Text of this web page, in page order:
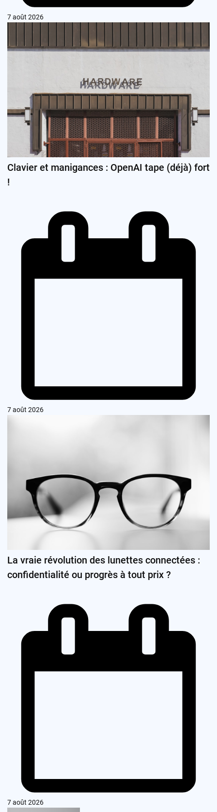
7 août 2026
Clavier et manigances : OpenAI tape (déjà) fort
!
7 août 2026
La vraie révolution des lunettes connectées :
confidentialité ou progrès à tout prix ?
7 août 2026